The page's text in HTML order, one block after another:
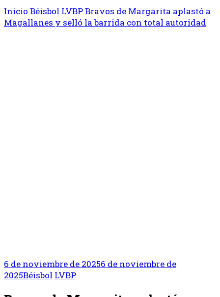
Inicio Béisbol LVBPBravos de Margarita aplastó a
Magallanes y selló la barrida con total autoridad
6 de noviembre de 20256 de noviembre de
2025Béisbol LVBP